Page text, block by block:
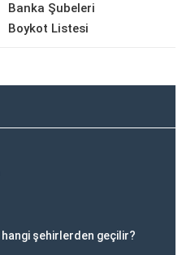
Banka Şubeleri
Boykot Listesi
şehirlerden geçilir?